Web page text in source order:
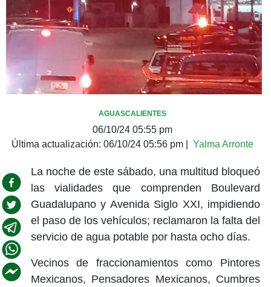
AGUASCALIENTES
06/10/24 05:55 pm
Última actualización: 06/10/24 05:56 pm Yalma Arronte
La noche de este sábado, una multitud bloqueó
las vialidades que comprenden Boulevard
Guadalupano y Avenida Siglo XXI, impidiendo
el paso de los vehículos; reclamaron la falta del
servicio de agua potable por hasta ocho días.
Vecinos de fraccionamientos como Pintores
Mexicanos, Pensadores Mexicanos, Cumbres